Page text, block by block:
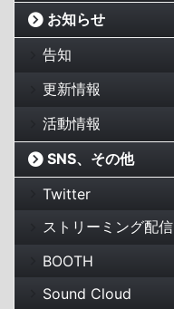
お知らせ
告知
更新情報
活動情報
SNS、その他
Twitter
ストリーミング配信
BOOTH
Sound Cloud